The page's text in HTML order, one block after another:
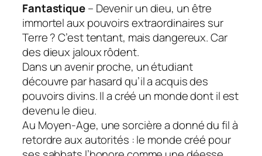
Fantastique– Devenir un dieu, un être
immortel aux pouvoirs extraordinaires sur
Terre ? C’est tentant, mais dangereux. Car
des dieux jaloux rôdent.
Dans un avenir proche, un étudiant
découvre par hasard qu’il a acquis des
pouvoirs divins. Il a créé un monde dont il est
devenu le dieu.
Au Moyen-Age, une sorcière a donné du fil à
retordre aux autorités : le monde créé pour